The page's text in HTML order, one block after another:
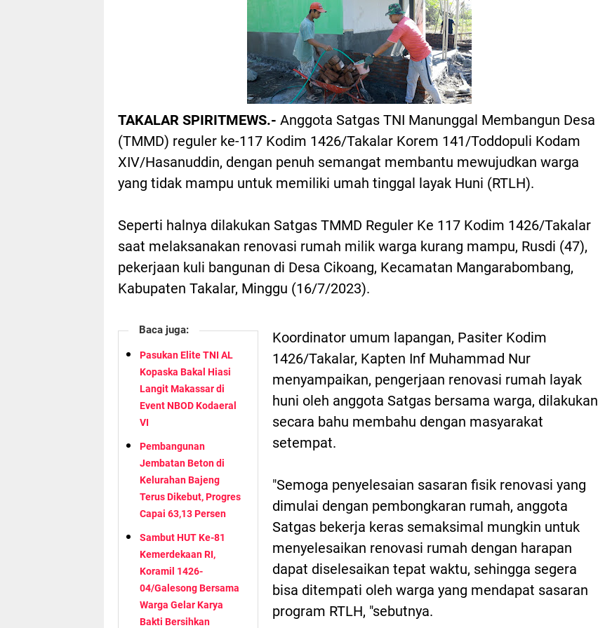
TAKALAR SPIRITMEWS.- Anggota Satgas TNI Manunggal Membangun Desa
(TMMD) reguler ke-117 Kodim 1426/Takalar Korem 141/Toddopuli Kodam
XIV/Hasanuddin, dengan penuh semangat membantu mewujudkan warga
yang tidak mampu untuk memiliki umah tinggal layak Huni (RTLH).
Seperti halnya dilakukan Satgas TMMD Reguler Ke 117 Kodim 1426/Takalar
saat melaksanakan renovasi rumah milik warga kurang mampu, Rusdi (47),
pekerjaan kuli bangunan di Desa Cikoang, Kecamatan Mangarabombang,
Kabupaten Takalar, Minggu (16/7/2023).
Baca juga:
Pasukan Elite TNI AL
Kopaska Bakal Hiasi
Langit Makassar di
Event NBOD Kodaeral
VI
Pembangunan
Jembatan Beton di
Kelurahan Bajeng
Terus Dikebut, Progres
Capai 63,13 Persen
Sambut HUT Ke-81
Kemerdekaan RI,
Koramil 1426-
04/Galesong Bersama
Warga Gelar Karya
Bakti Bersihkan
Koordinator umum lapangan, Pasiter Kodim
1426/Takalar, Kapten Inf Muhammad Nur
menyampaikan, pengerjaan renovasi rumah layak
huni oleh anggota Satgas bersama warga, dilakukan
secara bahu membahu dengan masyarakat
setempat.
"Semoga penyelesaian sasaran fisik renovasi yang
dimulai dengan pembongkaran rumah, anggota
Satgas bekerja keras semaksimal mungkin untuk
menyelesaikan renovasi rumah dengan harapan
dapat diselesaikan tepat waktu, sehingga segera
bisa ditempati oleh warga yang mendapat sasaran
program RTLH, "sebutnya.